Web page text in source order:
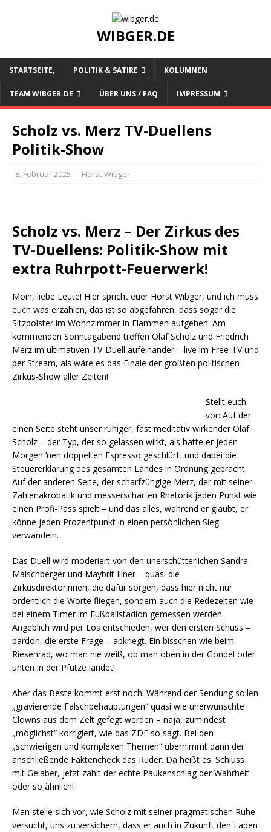
WIBGER.DE
STARTSEITE, POLITIK & SATIRE KOLUMNEN
TEAM WIBGER.DE ÜBER UNS / FAQ IMPRESSUM
Scholz vs. Merz TV-Duellens
Politik-Show
8. Februar 2025 Horst-Wibger
Scholz vs. Merz – Der Zirkus des
TV-Duellens: Politik-Show mit
extra Ruhrpott-Feuerwerk!
Moin, liebe Leute! Hier spricht euer Horst Wibger, und ich muss
euch was erzählen, das ist so abgefahren, dass sogar die
Sitzpolster im Wohnzimmer in Flammen aufgehen: Am
kommenden Sonntagabend treffen Olaf Scholz und Friedrich
Merz im ultimativen TV-Duell aufeinander – live im Free-TV und
per Stream, als wäre es das Finale der größten politischen
Zirkus-Show aller Zeiten!
Stellt euch
vor: Auf der
einen Seite steht unser ruhiger, fast meditativ wirkender Olaf
Scholz – der Typ, der so gelassen wirkt, als hätte er jeden
Morgen ’nen doppelten Espresso geschlürft und dabei die
Steuererklärung des gesamten Landes in Ordnung gebracht.
Auf der anderen Seite, der scharfzüngige Merz, der mit seiner
Zahlenakrobatik und messerscharfen Rhetorik jeden Punkt wie
einen Profi-Pass spielt – und das alles, während er glaubt, er
könne jeden Prozentpunkt in einen persönlichen Sieg
verwandeln.
Das Duell wird moderiert von den unerschütterlichen Sandra
Maischberger und Maybrit Illner – quasi die
Zirkusdirektorinnen, die dafür sorgen, dass hier nicht nur
ordentlich die Worte fliegen, sondern auch die Redezeiten wie
bei einem Timer im Fußballstadion gemessen werden.
Angeblich wird per Los entschieden, wer den ersten Schuss –
pardon, die erste Frage – abkriegt. Ein bisschen wie beim
Riesenrad, wo man nie weiß, ob man oben in der Gondel oder
unten in der Pfütze landet!
Aber das Beste kommt erst noch: Während der Sendung sollen
„gravierende Falschbehauptungen“ quasi wie unerwünschte
Clowns aus dem Zelt gefegt werden – naja, zumindest
„möglichst“ korrigiert, wie das ZDF so sagt. Bei den
„schwierigen und komplexen Themen“ übernimmt dann der
anschließende Faktencheck das Ruder. Da heißt es: Schluss
mit Gelaber, jetzt zählt der echte Paukenschlag der Wahrheit –
oder so ähnlich!
Man stelle sich vor, wie Scholz mit seiner pragmatischen Ruhe
versucht, uns zu versichern, dass er auch in Zukunft den Laden